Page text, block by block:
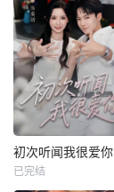
初次听闻我很爱你
已完结